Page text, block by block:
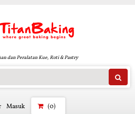
dan Peralatan Kue, Roti & Pastry
Masuk (0)